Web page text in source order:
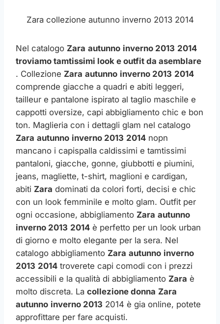
Zara collezione autunno inverno 2013 2014
Nel catalogo Zara autunno inverno 2013 2014
troviamo tamtissimi look e outfit da asemblare
. Collezione Zara autunno inverno 2013 2014
comprende giacche a quadri e abiti leggeri,
tailleur e pantalone ispirato al taglio maschile e
cappotti oversize, capi abbigliamento chic e bon
ton. Maglieria con i dettagli glam nel catalogo
Zara autunno inverno 2013 2014 nopn
mancano i capispalla caldissimi e tamtissimi
pantaloni, giacche, gonne, giubbotti e piumini,
jeans, magliette, t-shirt, maglioni e cardigan,
abiti Zara dominati da colori forti, decisi e chic
con un look femminile e molto glam. Outfit per
ogni occasione, abbigliamento Zara autunno
inverno 2013 2014 è perfetto per un look urban
di giorno e molto elegante per la sera. Nel
catalogo abbigliamento Zara autunno inverno
2013 2014 troverete capi comodi con i prezzi
accessibili e la qualità di abbigliamento Zara è
molto discreta. La collezione donna Zara
autunno inverno 2013 2014 è gia online, potete
approfittare per fare acquisti.